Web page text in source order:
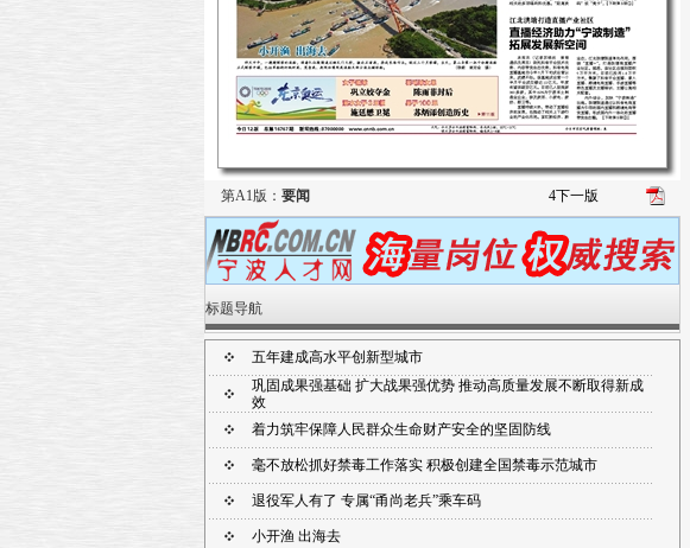
第A1版： 要闻 4下一版
标题导航
五年建成高水平创新型城市
巩固成果强基础 扩大战果强优势 推动高质量发展不断取得新成
效
着力筑牢保障人民群众生命财产安全的坚固防线
毫不放松抓好禁毒工作落实 积极创建全国禁毒示范城市
退役军人有了 专属“甬尚老兵”乘车码
小开渔 出海去